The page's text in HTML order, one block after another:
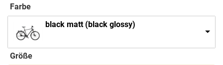
Farbe
black matt (black glossy)
Größe